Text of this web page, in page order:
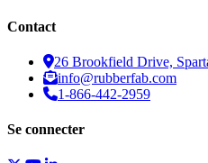
Contact
26 Brookfield Drive,
info@rubberfab.com
1-866-442-2959
Se connecter